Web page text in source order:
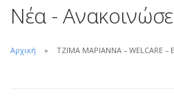
Νέα -
Αρχική ΤΖΙΜΑ ΜΑΡΙΑΝΝΑ – WELCARE –